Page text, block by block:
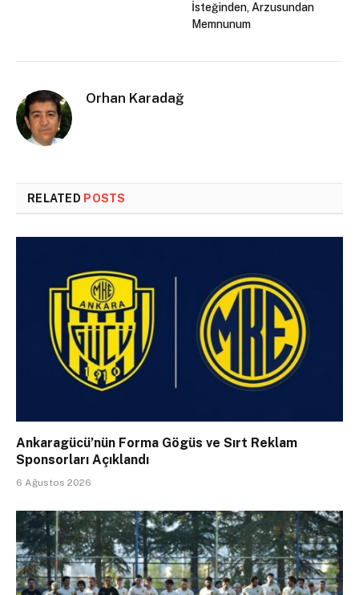
İsteğinden, Arzusundan
Memnunum
Orhan Karadağ
RELATED POSTS
Ankaragücü’nün Forma Gögüs ve Sırt Reklam
Sponsorları Açıklandı
6 Ağustos 2026